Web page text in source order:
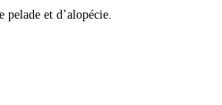
et d’alopécie.